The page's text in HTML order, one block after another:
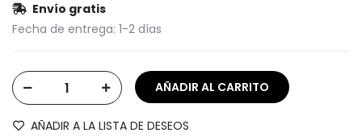
Envío gratis
Fecha de entrega: 1-2 días
AÑADIR A LA LISTA DE DESEOS